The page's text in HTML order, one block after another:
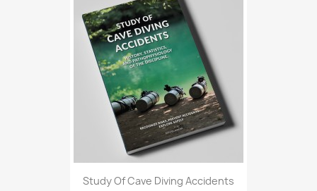
Study Of Cave Diving Accidents